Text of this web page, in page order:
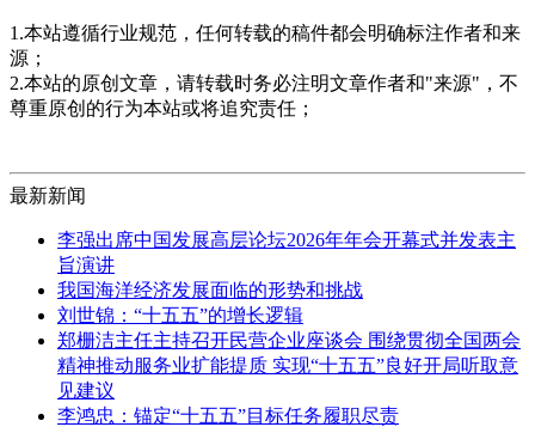
1.本站遵循行业规范，任何转载的稿件都会明确标注作者和来
源；
2.本站的原创文章，请转载时务必注明文章作者和"来源"，不
尊重原创的行为本站或将追究责任；
最新新闻
李强出席中国发展高层论坛2026年年会开幕式并发表主
旨演讲
我国海洋经济发展面临的形势和挑战
刘世锦：“十五五”的增长逻辑
郑栅洁主任主持召开民营企业座谈会 围绕贯彻全国两会
精神推动服务业扩能提质 实现“十五五”良好开局听取意
见建议
李鸿忠：锚定“十五五”目标任务履职尽责